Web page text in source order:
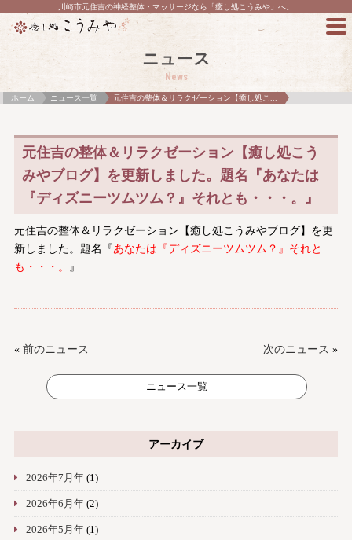
川崎市元住吉の神経整体・マッサージなら「癒し処こうみや」へ。
ニュース
News
ホーム ニュース一覧 元住吉の整体＆リラクゼーション【癒し処こ...
元住吉の整体＆リラクゼーション【癒し処こう
みやブログ】を更新しました。題名『あなたは
『ディズニーツムツム？』それとも・・・。』
元住吉の整体＆リラクゼーション【癒し処こうみやブログ】を更
新しました。題名『あなたは『ディズニーツムツム？』それと
も・・・。 』
« 前のニュース 次のニュース »
ニュース一覧
アーカイブ
2026年7月年(1)
2026年6月年(2)
2026年5月年(1)